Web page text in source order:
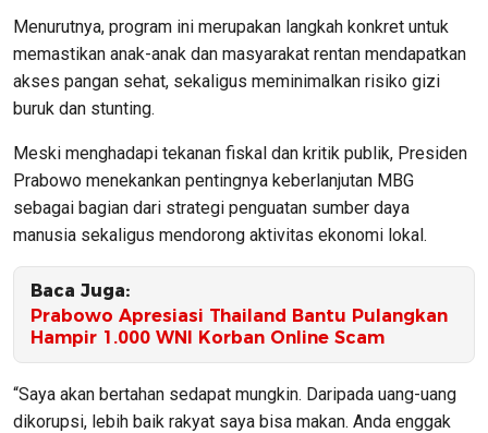
Menurutnya, program ini merupakan langkah konkret untuk
memastikan anak-anak dan masyarakat rentan mendapatkan
akses pangan sehat, sekaligus meminimalkan risiko gizi
buruk dan stunting.
Meski menghadapi tekanan fiskal dan kritik publik, Presiden
Prabowo menekankan pentingnya keberlanjutan MBG
sebagai bagian dari strategi penguatan sumber daya
manusia sekaligus mendorong aktivitas ekonomi lokal.
Baca Juga:
Prabowo Apresiasi Thailand Bantu Pulangkan
Hampir 1.000 WNI Korban Online Scam
“Saya akan bertahan sedapat mungkin. Daripada uang-uang
dikorupsi, lebih baik rakyat saya bisa makan. Anda enggak